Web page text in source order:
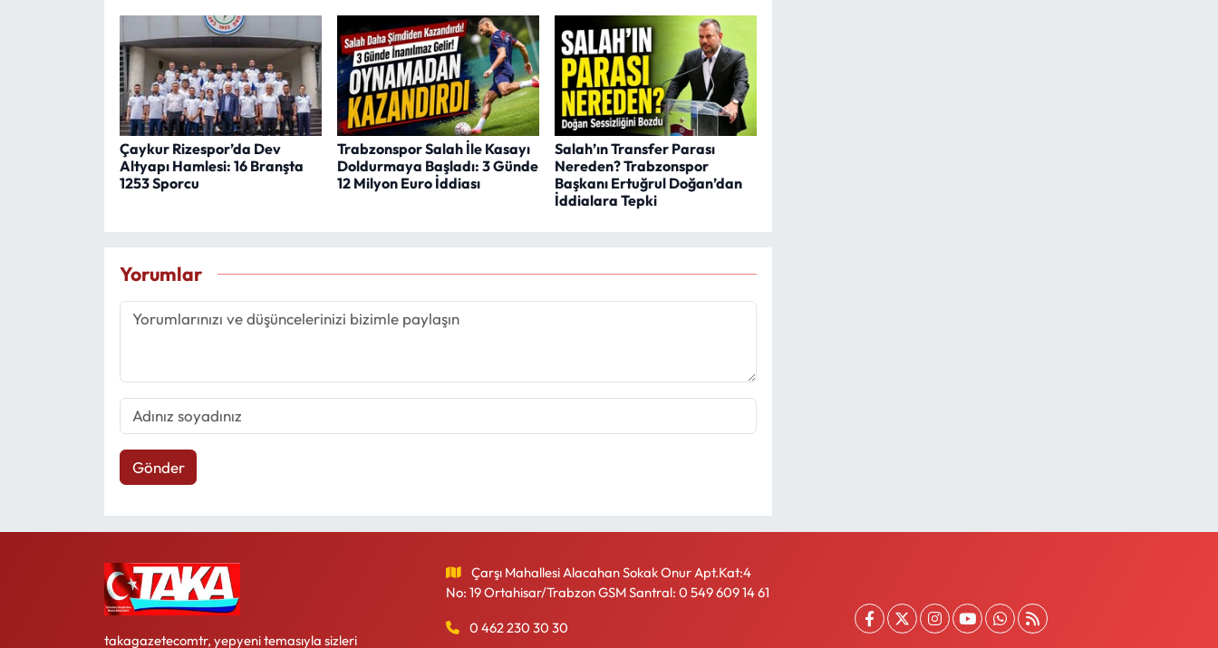
Çaykur Rizespor’da Dev
Altyapı Hamlesi: 16 Branşta
1253 Sporcu
Trabzonspor Salah İle Kasayı
Doldurmaya Başladı: 3 Günde
12 Milyon Euro İddiası
Salah’ın Transfer Parası
Nereden? Trabzonspor
Başkanı Ertuğrul Doğan’dan
İddialara Tepki
Yorumlar
Gönder
takagazetecomtr, yepyeni temasıyla sizleri
Çarşı Mahallesi Alacahan Sokak Onur Apt.Kat:4
No: 19 Ortahisar/Trabzon GSM Santral: 0 549 609 14 61
0 462 230 30 30